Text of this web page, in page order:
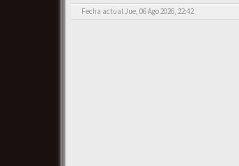
Fecha actual Jue, 06 Ago 2026, 22:42